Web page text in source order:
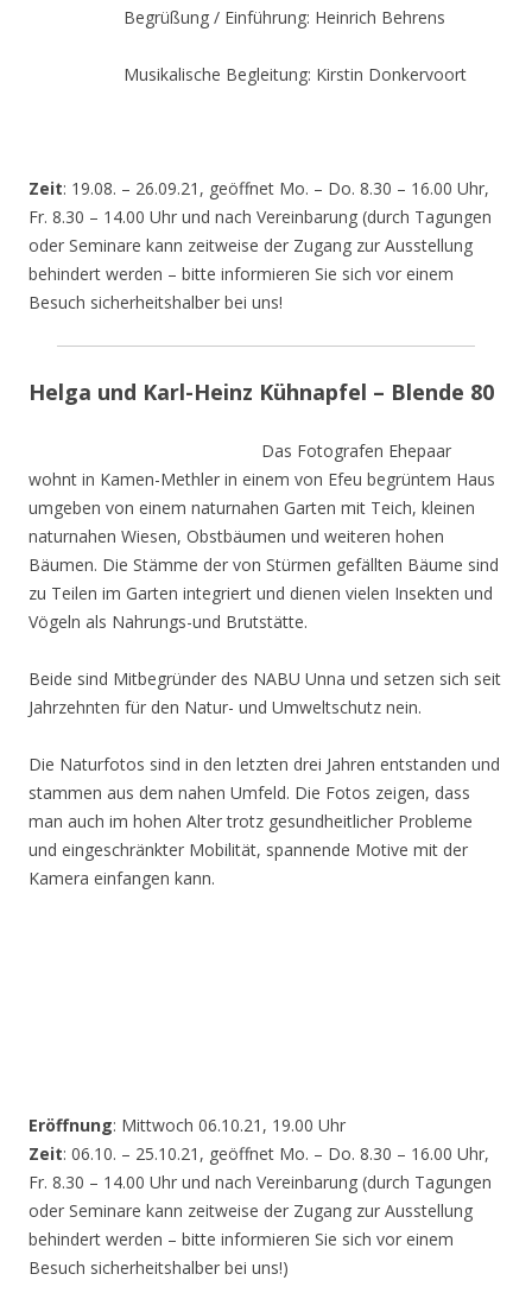
Begrüßung / Einführung: Heinrich Behrens
Musikalische Begleitung: Kirstin Donkervoort
Zeit: 19.08. – 26.09.21, geöffnet Mo. – Do. 8.30 – 16.00 Uhr,
Fr. 8.30 – 14.00 Uhr und nach Vereinbarung (durch Tagungen
oder Seminare kann zeitweise der Zugang zur Ausstellung
behindert werden – bitte informieren Sie sich vor einem
Besuch sicherheitshalber bei uns!
Helga und Karl-Heinz Kühnapfel – Blende 80
Das Fotografen Ehepaar
wohnt in Kamen-Methler in einem von Efeu begrüntem Haus
umgeben von einem naturnahen Garten mit Teich, kleinen
naturnahen Wiesen, Obstbäumen und weiteren hohen
Bäumen. Die Stämme der von Stürmen gefällten Bäume sind
zu Teilen im Garten integriert und dienen vielen Insekten und
Vögeln als Nahrungs-und Brutstätte.
Beide sind Mitbegründer des NABU Unna und setzen sich seit
Jahrzehnten für den Natur- und Umweltschutz nein.
Die Naturfotos sind in den letzten drei Jahren entstanden und
stammen aus dem nahen Umfeld. Die Fotos zeigen, dass
man auch im hohen Alter trotz gesundheitlicher Probleme
und eingeschränkter Mobilität, spannende Motive mit der
Kamera einfangen kann.
Eröffnung: Mittwoch 06.10.21, 19.00 Uhr
Zeit: 06.10. – 25.10.21, geöffnet Mo. – Do. 8.30 – 16.00 Uhr,
Fr. 8.30 – 14.00 Uhr und nach Vereinbarung (durch Tagungen
oder Seminare kann zeitweise der Zugang zur Ausstellung
behindert werden – bitte informieren Sie sich vor einem
Besuch sicherheitshalber bei uns!)